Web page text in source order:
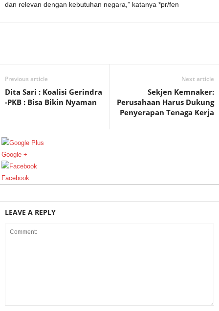
dan relevan dengan kebutuhan negara,” katanya *pr/fen
Previous article
Dita Sari : Koalisi Gerindra
-PKB : Bisa Bikin Nyaman
Next article
Sekjen Kemnaker:
Perusahaan Harus Dukung
Penyerapan Tenaga Kerja
Google +
Facebook
LEAVE A REPLY